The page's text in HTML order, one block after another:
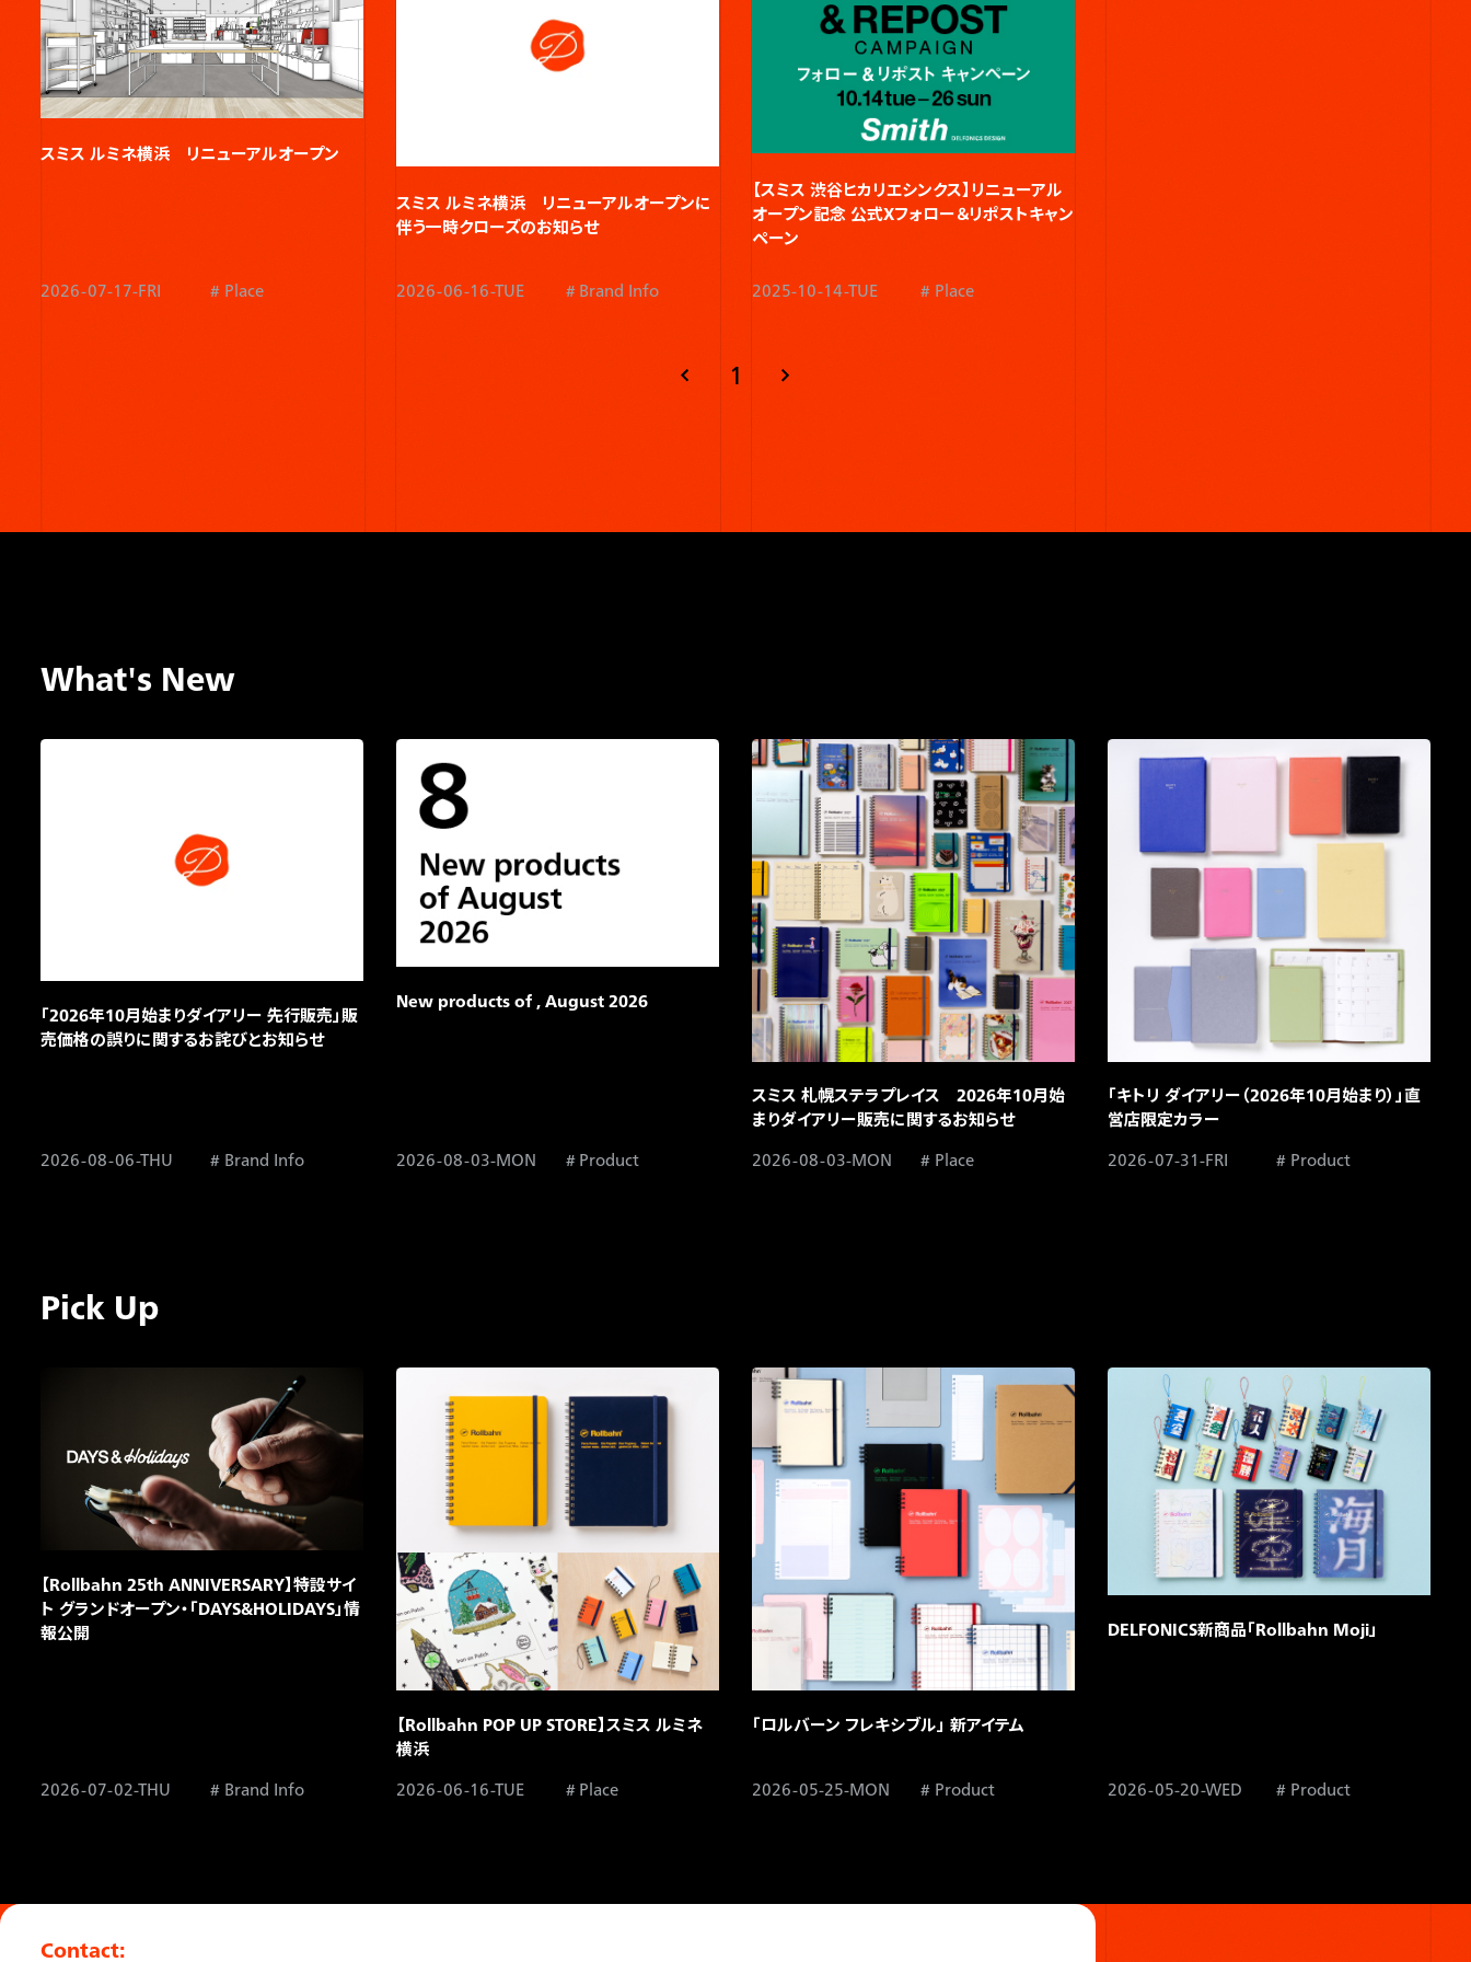
スミス ルミネ横浜 リニューアルオープン​
2026-07-17-FRI Place
スミス ルミネ横浜 リニューアルオープンに
伴う一時クローズのお知らせ
2026-06-16-TUE Brand Info
【スミス 渋谷ヒカリエシンクス】リニューアル
オープン記念 公式Xフォロー＆リポストキャン
ペーン
2025-10-14-TUE
Place
1
What's New
「2026年10月始まりダイアリー 先行販売」販
売価格の誤りに関するお詫びとお知らせ​
2026-08-06-THU Brand Info
New products of , August 2026​
2026-08-03-MON Product
スミス 札幌ステラプレイス 2026年10月始
まりダイアリー販売に関するお知らせ​
2026-08-03-MON
Place
「キトリ ダイアリー（2026年10月始まり）」直
営店限定カラー​
2026-07-31-FRI
Product
Pick Up
【Rollbahn 25th ANNIVERSARY】特設サイ
ト グランドオープン・「DAYS&HOLIDAYS」情
報公開
2026-07-02-THU Brand Info
【Rollbahn POP UP STORE】スミス ルミネ
横浜
2026-06-16-TUE
Place
「ロルバーン フレキシブル」 新アイテム​
2026-05-25-MON Product
DELFONICS新商品「Rollbahn Moji」
2026-05-20-WED Product
Contact: